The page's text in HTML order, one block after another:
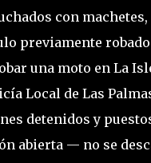
con
previamente
una moto en La
Local de Las
detenidos y
abierta — no se